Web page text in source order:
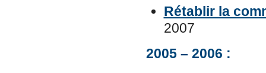
Rétablir la
2007
2005 – 2006 :